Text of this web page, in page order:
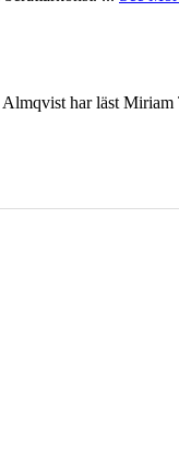
har läst